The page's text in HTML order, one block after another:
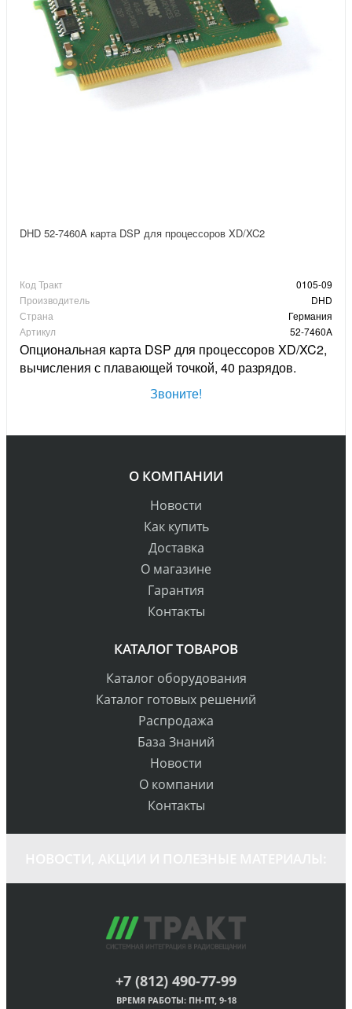
DHD 52-7460A карта DSP для процессоров XD/XC2
Код Тракт
0105-09
Производитель
DHD
Страна
Германия
Артикул
52-7460A
Опциональная карта DSP для процессоров XD/XC2,
вычисления с плавающей точкой, 40 разрядов.
Звоните!
О КОМПАНИИ
Новости
Как купить
Доставка
О магазине
Гарантия
Контакты
КАТАЛОГ ТОВАРОВ
Каталог оборудования
Каталог готовых решений
Распродажа
База Знаний
Новости
О компании
Контакты
+7 (812) 490-77-99
ВРЕМЯ РАБОТЫ: ПН-ПТ, 9-18